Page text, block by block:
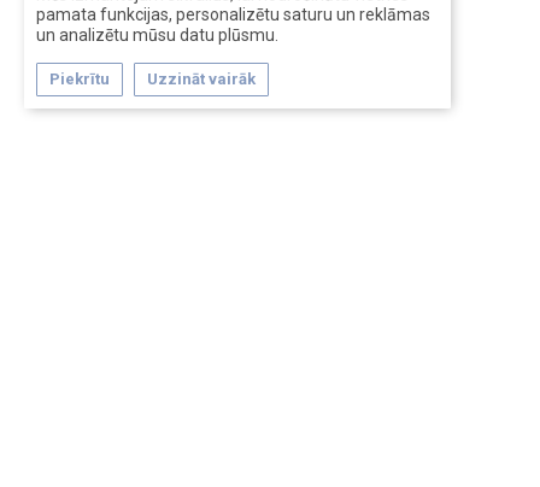
pamata funkcijas, personalizētu saturu un reklāmas
un analizētu mūsu datu plūsmu.
Piekrītu Uzzināt vairāk